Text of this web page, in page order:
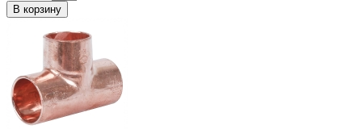
В корзину